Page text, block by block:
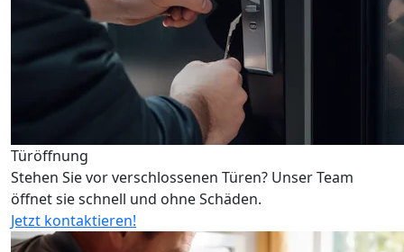
Türöffnung
Stehen Sie vor verschlossenen Türen? Unser Team
öffnet sie schnell und ohne Schäden.
Jetzt kontaktieren!